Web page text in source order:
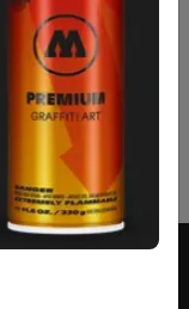
Textilkések